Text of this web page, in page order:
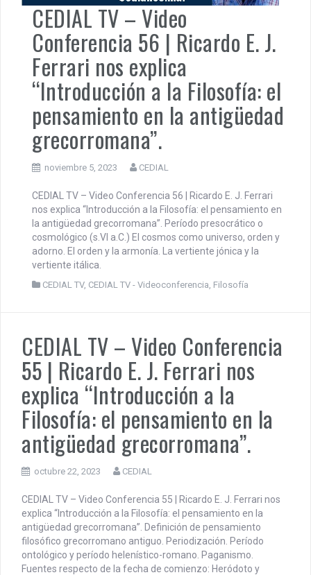
CEDIAL TV – Video
Conferencia 56 | Ricardo E. J.
Ferrari nos explica
“Introducción a la Filosofía: el
pensamiento en la antigüedad
grecorromana”.
noviembre 5, 2023 CEDIAL
CEDIAL TV – Video Conferencia 56 | Ricardo E. J. Ferrari
nos explica “Introducción a la Filosofía: el pensamiento en
la antigüedad grecorromana”. Período presocrático o
cosmológico (s.VI a.C.) El cosmos como universo, orden y
adorno. El orden y la armonía. La vertiente jónica y la
vertiente itálica.
CEDIAL TV, CEDIAL TV - Videoconferencia Filosofía
CEDIAL TV – Video Conferencia
55 | Ricardo E. J. Ferrari nos
explica “Introducción a la
Filosofía: el pensamiento en la
antigüedad grecorromana”.
octubre 22, 2023 CEDIAL
CEDIAL TV – Video Conferencia 55 | Ricardo E. J. Ferrari nos
explica “Introducción a la Filosofía: el pensamiento en la
antigüedad grecorromana”. Definición de pensamiento
filosófico grecorromano antiguo. Periodización. Período
ontológico y período helenístico-romano. Paganismo.
Fuentes respecto de la fecha de comienzo: Heródoto y